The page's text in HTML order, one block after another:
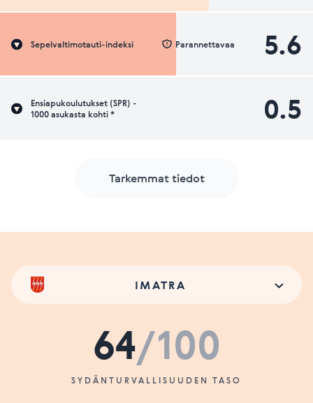
Sepelvaltimotauti-indeksi 5.6
Parannettavaa
Ensiapukoulutukset (SPR) -
1000 asukasta kohti *
0.5
Tarkemmat tiedot
IMATRA
64/100
SYDÄNTURVALLISUUDEN TASO